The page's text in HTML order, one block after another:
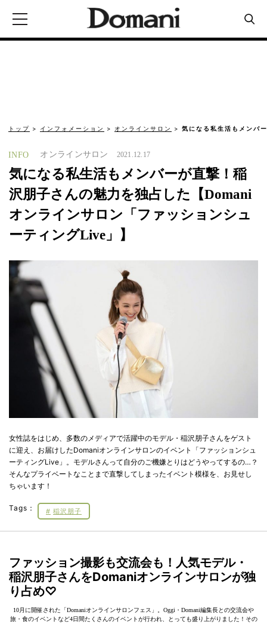
トップ インフォメーション オンラインサロン 気になる私生活もメンバ
INFO オンラインサロン 2021.12.17
気になる私生活もメンバーが直撃！稲
沢朋子さんの魅力を独占した【Domani
オンラインサロン「ファッションシュ
ーティングLive」】
女性誌をはじめ、多数のメディアで活躍中のモデル・稲沢朋子さんをゲスト
に迎え、お届けしたDomaniオンラインサロンのイベント「ファッションシュ
ーティングLive」。モデルさんって自分のご機嫌とりはどうやってするの…？
そんなプライベートなことまで直撃してしまったイベント模様を、お見せし
ちゃいます！
Tags： 稲沢朋子
ファッション撮影も交流会も！人気モデル・
稲沢朋子さんをDomaniオンラインサロンが独
り占め♡
10月に開催された「Domaniオンラインサロンフェス」。Oggi・Domani編集長との交流会や
旅・食のイベントなど4日間たくさんのイベントが行われ、とっても盛り上がりました！その